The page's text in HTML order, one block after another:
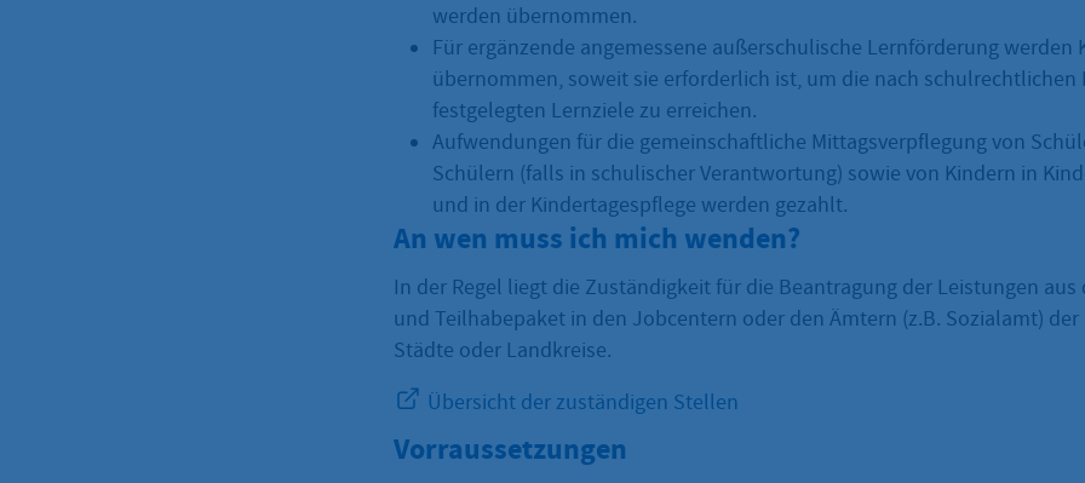
werden übernommen.
Für ergänzende angemessene außerschulische Lernförderung werden
übernommen, soweit sie erforderlich ist, um die nach schulrechtlichen
festgelegten Lernziele zu erreichen.
Aufwendungen für die gemeinschaftliche Mittagsverpflegung von
Schülern (falls in schulischer Verantwortung) sowie von Kindern in
und in der Kindertagespflege werden gezahlt.
An wen muss ich mich wenden?
In der Regel liegt die Zuständigkeit für die Beantragung der Leistungen
und Teilhabepaket in den Jobcentern oder den Ämtern (z.B. Sozialamt)
Städte oder Landkreise.
Übersicht der zuständigen Stellen
Vorraussetzungen